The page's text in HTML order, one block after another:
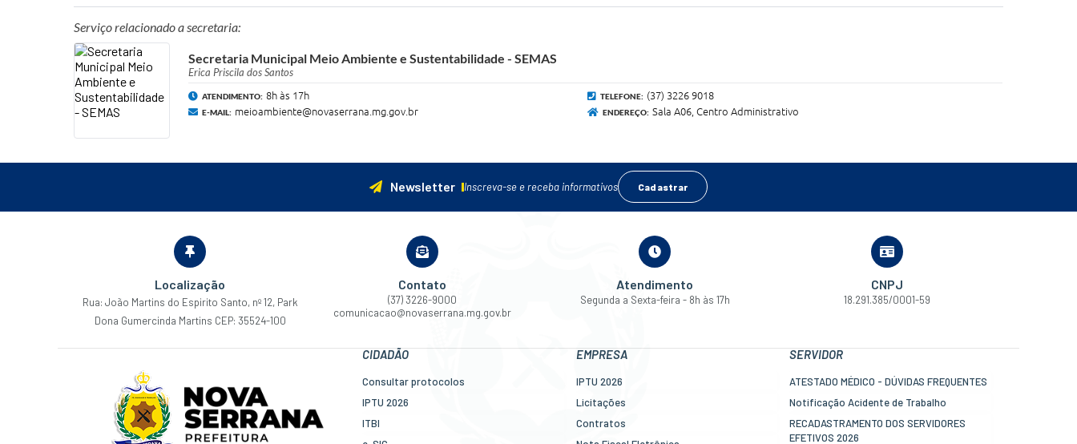
Serviço relacionado a secretaria:
Secretaria Municipal Meio Ambiente e Sustentabilidade - SEMAS
Erica Priscila dos Santos
ATENDIMENTO: 8h às 17h TELEFONE: (37) 3226 9018
E-MAIL: meioambiente@novaserrana.mg.gov.br ENDEREÇO: Sala A06, Centro Administrativo
Newsletter Inscreva-se e receba informativos Cadastrar
Localização
Rua: João Martins do Espirito Santo, nº 12, Park
Dona Gumercinda Martins CEP: 35524-100
Contato
(37) 3226-9000
comunicacao@novaserrana.mg.gov.br
Atendimento
Segunda a Sexta-feira - 8h às 17h
CNPJ
18.291.385/0001-59
CIDADÃO
Consultar protocolos
IPTU 2026
ITBI
EMPRESA
IPTU 2026
Licitações
Contratos
SERVIDOR
ATESTADO MÉDICO - DÚVIDAS FREQUENTES
Notificação Acidente de Trabalho
RECADASTRAMENTO DOS SERVIDORES
EFETIVOS 2026